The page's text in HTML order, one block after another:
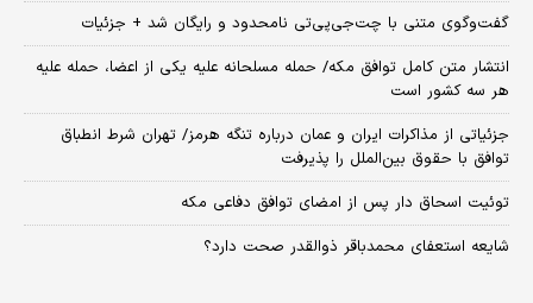
گفت‌وگوی متنی با چت‌جی‌پی‌تی نامحدود و رایگان شد + جزئیات
انتشار متن کامل توافق مکه/ حمله مسلحانه علیه یکی از اعضا، حمله علیه
هر سه کشور است
جزئیاتی از مذاکرات ایران و عمان درباره تنگه هرمز/ تهران شرط انطباق
توافق با حقوق بین‌الملل را پذیرفت
توئیت اسحاق دار پس از امضای توافق دفاعی مکه
شایعه استعفای محمدباقر ذوالقدر صحت دارد؟